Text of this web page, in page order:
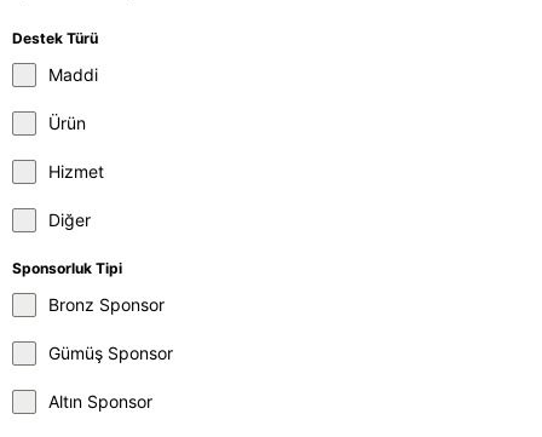
Destek Türü
Maddi
Ürün
Hizmet
Diğer
Sponsorluk Tipi
Bronz Sponsor
Gümüş Sponsor
Altın Sponsor